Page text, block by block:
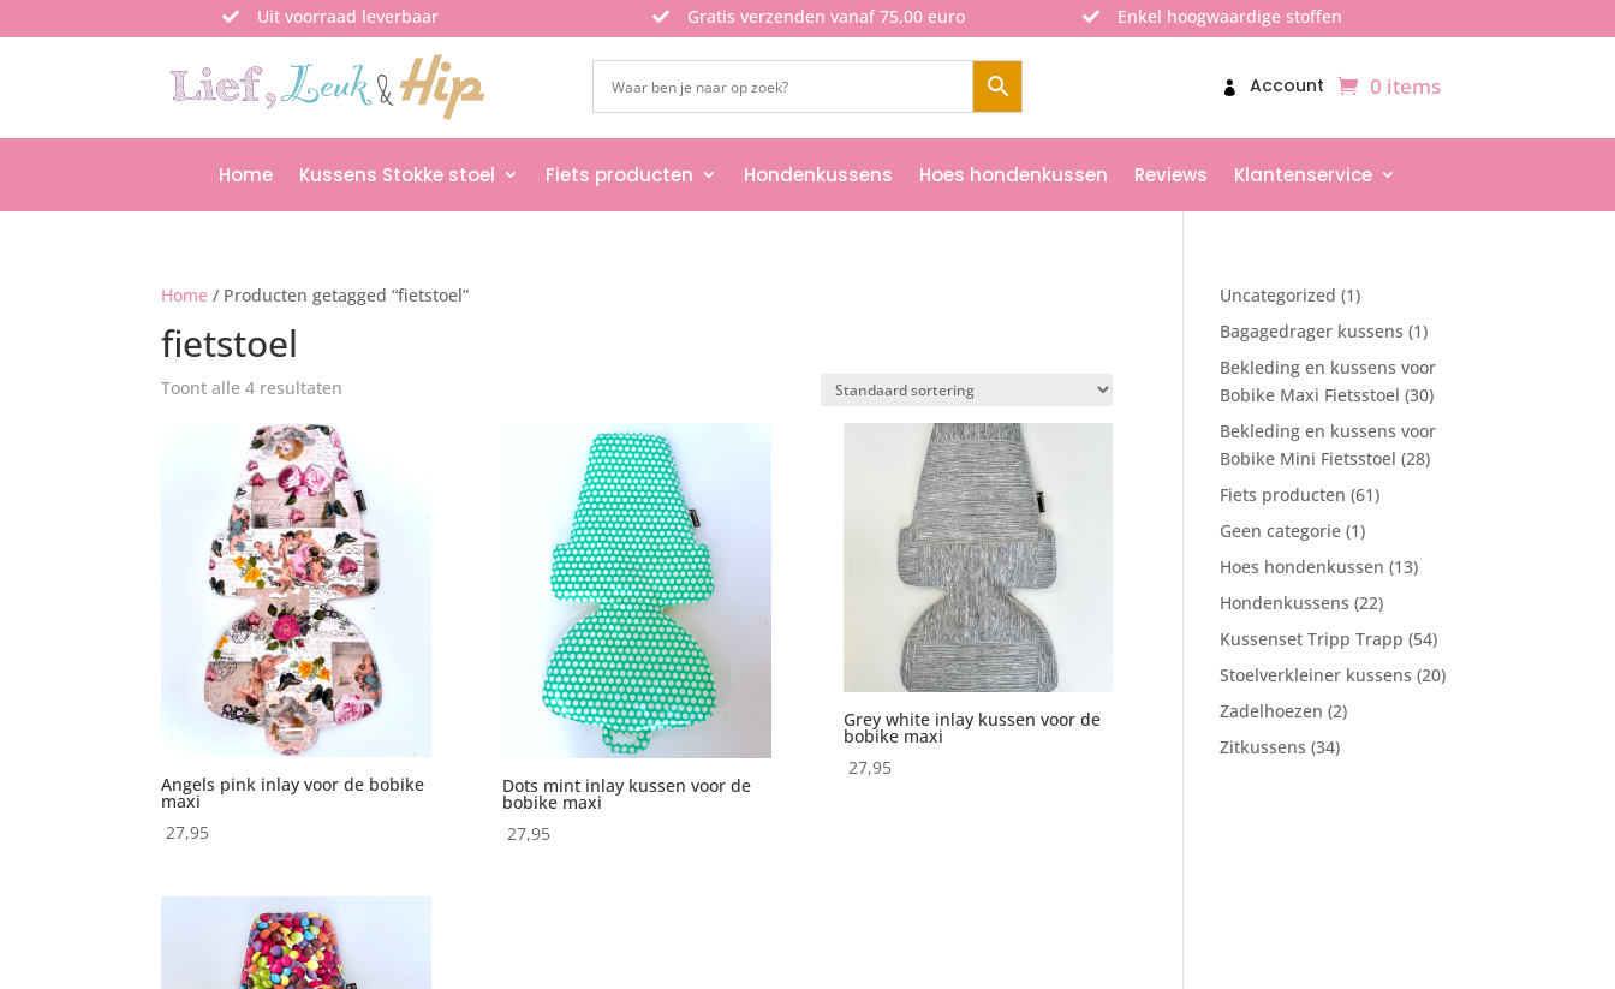
 Uit voorraad leverbaar  Gratis verzenden vanaf 75,00 euro  Enkel hoogwaardige stoffen
Account 0 items
Home Kussens Stokke stoel Fiets producten Hondenkussens Hoes hondenkussen Reviews Klantenservice
Home / Producten getagged “fietstoel”
fietstoel
Toont alle 4 resultaten
Angels pink inlay voor de bobike
maxi
27,95
Dots mint inlay kussen voor de
bobike maxi
27,95
Grey white inlay kussen voor de
bobike maxi
27,95
Uncategorized 11
product
Bagagedrager kussens 11
Bekleding en kussens voor
Bobike Maxi Fietsstoel 3030
Bekleding en kussens voor
Bobike Mini Fietsstoel 2828
Fiets producten 6161
Geen categorie 11
product
Hoes hondenkussen 1313
Hondenkussens 2222
producten
Kussenset Tripp Trapp 5454
producten
Stoelverkleiner kussens 2020
Zadelhoezen 22
Zitkussens 3434